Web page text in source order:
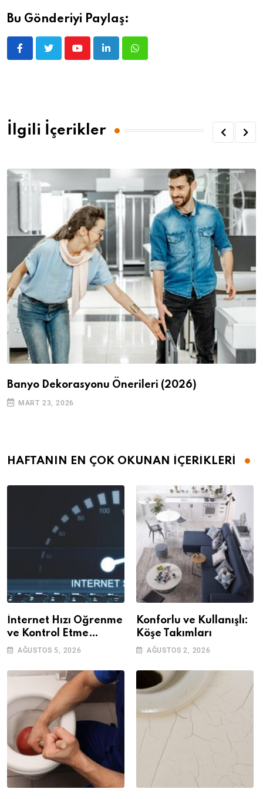
Bu Gönderiyi Paylaş:
İlgili İçerikler
Banyo Dekorasyonu Önerileri (2026)
MART 23, 2026
HAFTANIN EN ÇOK OKUNAN İÇERİKLERİ
İnternet Hızı Öğrenme
ve Kontrol Etme
Yöntemleri
AĞUSTOS 5, 2026
Konforlu ve Kullanışlı:
Köşe Takımları
AĞUSTOS 2, 2026